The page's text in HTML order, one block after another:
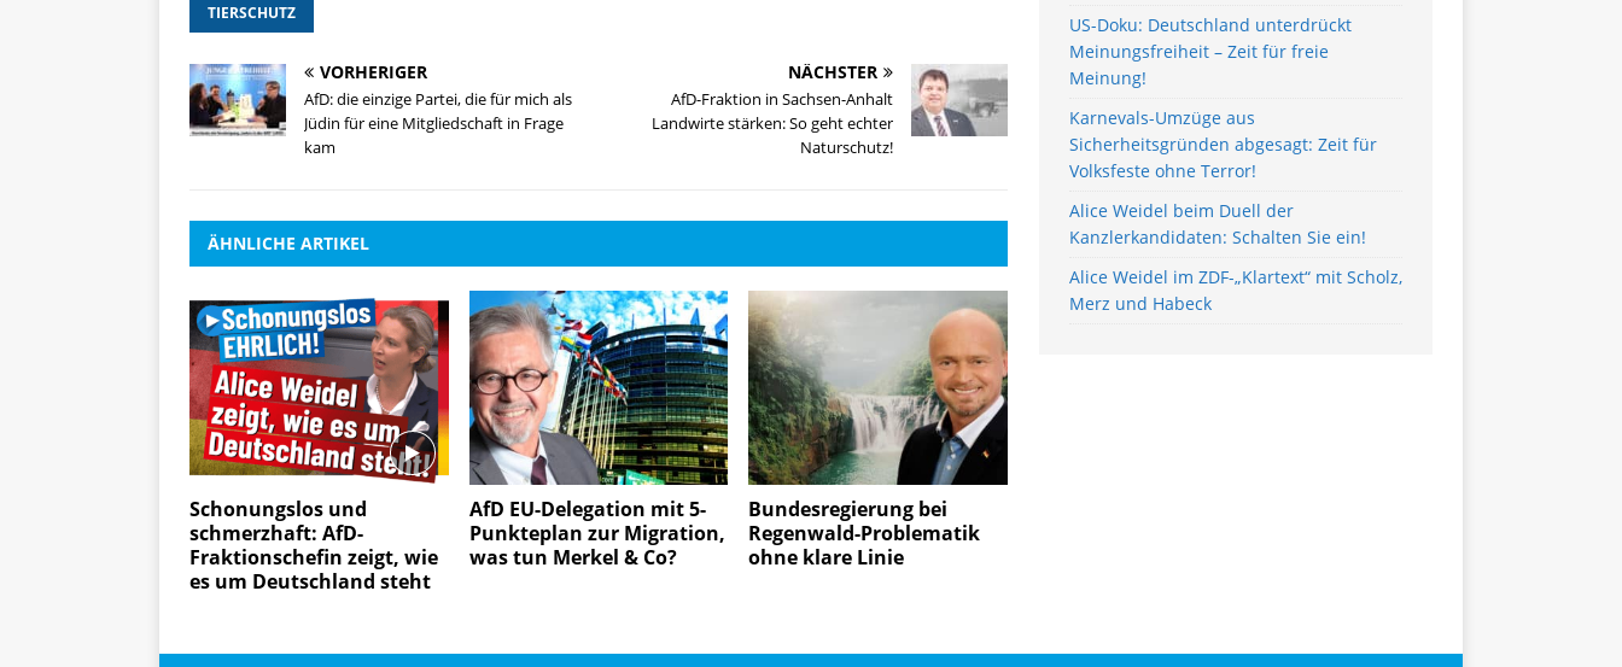
TIERSCHUTZ
VORHERIGER
AfD: die einzige Partei, die für mich als
Jüdin für eine Mitgliedschaft in Frage
kam
NÄCHSTER
AfD-Fraktion in Sachsen-Anhalt
Landwirte stärken: So geht echter
Naturschutz!
ÄHNLICHE ARTIKEL
Schonungslos und
schmerzhaft: AfD-
Fraktionschefin zeigt, wie
es um Deutschland steht
AfD EU-Delegation mit 5-
Punkteplan zur Migration,
was tun Merkel & Co?
Bundesregierung bei
Regenwald-Problematik
ohne klare Linie
US-Doku: Deutschland unterdrückt
Meinungsfreiheit – Zeit für freie
Meinung!
Karnevals-Umzüge aus
Sicherheitsgründen abgesagt: Zeit für
Volksfeste ohne Terror!
Alice Weidel beim Duell der
Kanzlerkandidaten: Schalten Sie ein!
Alice Weidel im ZDF-„Klartext“ mit Scholz,
Merz und Habeck